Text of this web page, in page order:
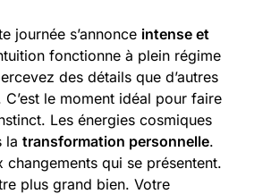
journée s’annonce intense et
fonctionne à plein régime
des détails que d’autres
le moment idéal pour faire
Les énergies cosmiques
la transformation personnelle.
changements qui se présentent.
plus grand bien. Votre